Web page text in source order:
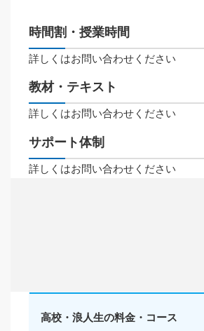
時間割・授業時間
詳しくはお問い合わせください
教材・テキスト
詳しくはお問い合わせください
サポート体制
詳しくはお問い合わせください
高校・浪人生の料金・コース